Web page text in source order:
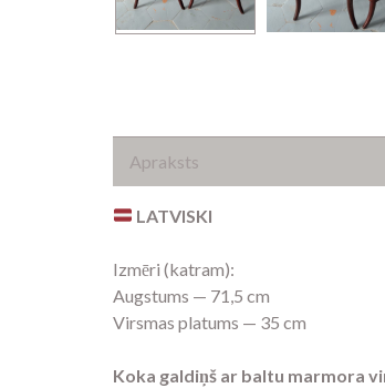
Apraksts
LATVISKI
Izmēri (katram):
Augstums — 71,5 cm
Virsmas platums — 35 cm
Koka galdiņš ar baltu marmora